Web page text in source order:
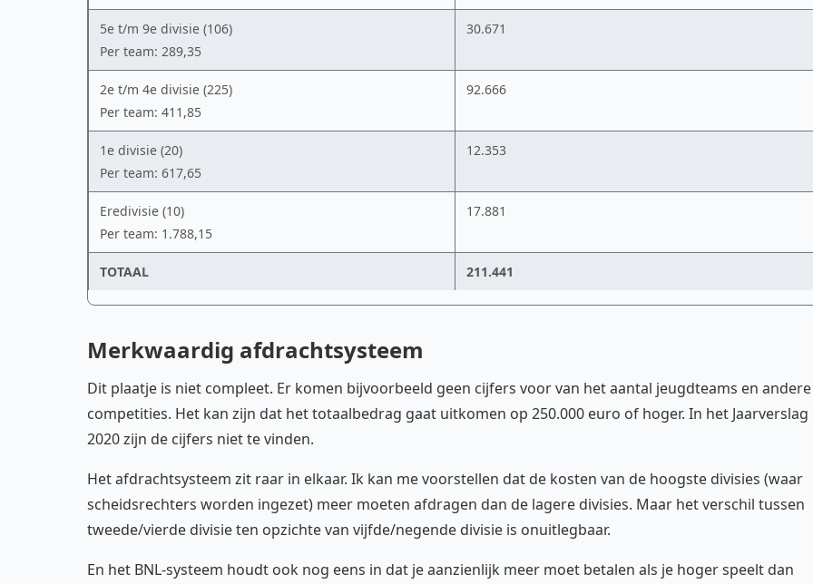
5e t/m 9e divisie (106)
Per team: 289,35
30.671
2e t/m 4e divisie (225)
Per team: 411,85
92.666
1e divisie (20)
Per team: 617,65
12.353
Eredivisie (10)
Per team: 1.788,15
17.881
TOTAAL 211.441
Merkwaardig afdrachtsysteem
Dit plaatje is niet compleet. Er komen bijvoorbeeld geen cijfers voor van het aantal jeugdteams en andere
competities. Het kan zijn dat het totaalbedrag gaat uitkomen op 250.000 euro of hoger. In het Jaarverslag
2020 zijn de cijfers niet te vinden.
Het afdrachtsysteem zit raar in elkaar. Ik kan me voorstellen dat de kosten van de hoogste divisies (waar
scheidsrechters worden ingezet) meer moeten afdragen dan de lagere divisies. Maar het verschil tussen
tweede/vierde divisie ten opzichte van vijfde/negende divisie is onuitlegbaar.
En het BNL-systeem houdt ook nog eens in dat je aanzienlijk meer moet betalen als je hoger speelt dan